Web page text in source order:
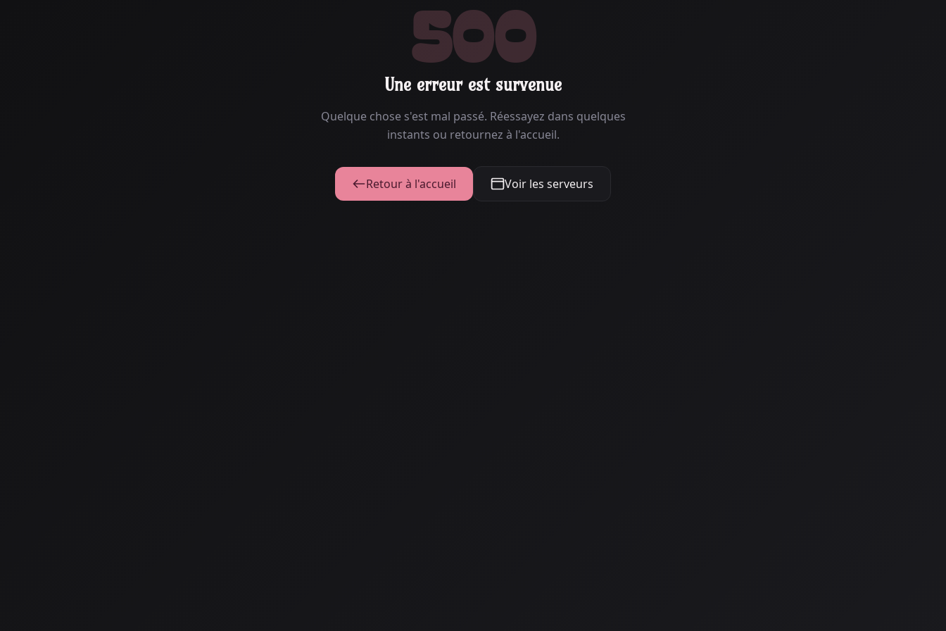
500
Une erreur est survenue
Quelque chose s'est mal passé. Réessayez dans quelques
instants ou retournez à l'accueil.
Retour à l'accueil Voir les serveurs